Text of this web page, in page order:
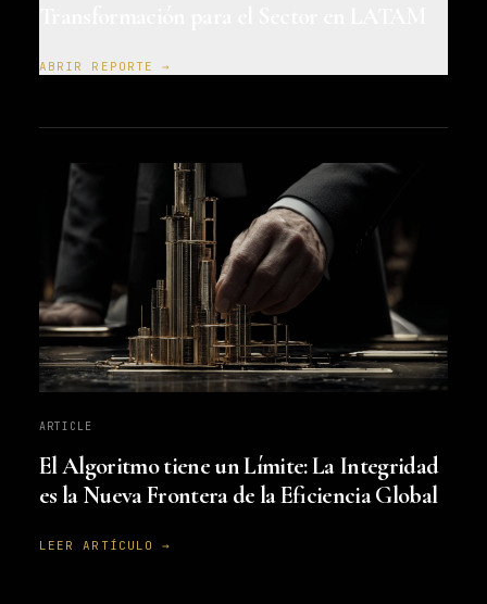
ABRIR REPORTE →
ARTICLE
El Algoritmo tiene un Límite: La Integridad
es la Nueva Frontera de la Eficiencia Global
LEER ARTÍCULO →